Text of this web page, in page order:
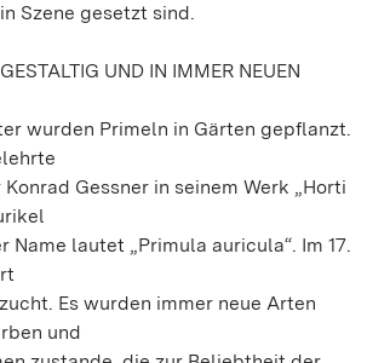
Szene gesetzt sind.
UND IN IMMER NEUEN
wurden Primeln in Gärten gepflanzt.
Gessner in seinem Werk „Horti
Name lautet „Primula auricula“. Im 17.
Es wurden immer neue Arten
und